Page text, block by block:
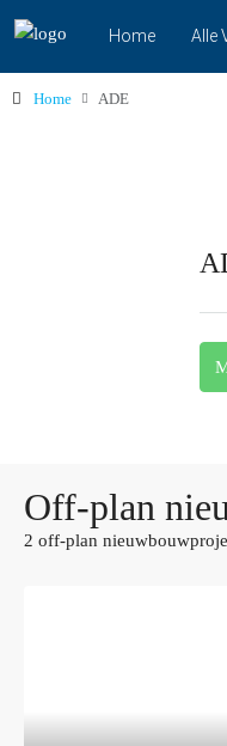
Home Alle
Home ADE
Off-plan
2 off-plan